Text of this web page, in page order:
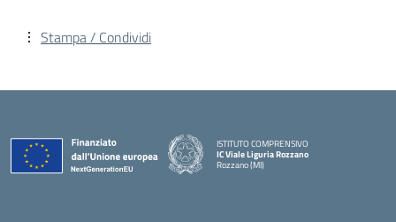
Stampa / Condividi
ISTITUTO COMPRENSIVO
IC Viale Liguria Rozzano
Rozzano (MI)